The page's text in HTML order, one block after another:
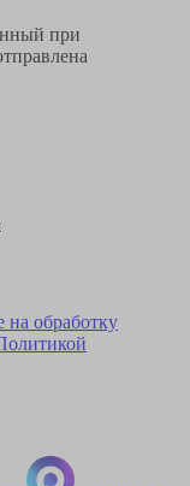
при
на обработку